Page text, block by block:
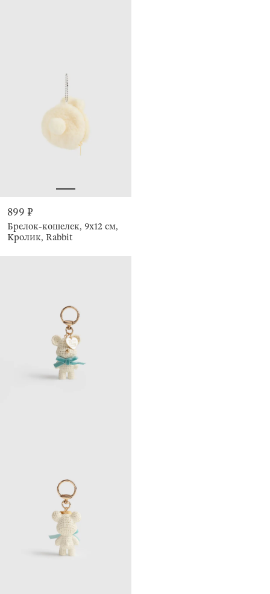
899 ₽
Брелок-кошелек, 9х12 см,
Кролик, Rabbit